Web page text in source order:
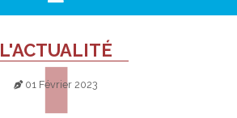
L'ACTUALITÉ
01 Février 2023